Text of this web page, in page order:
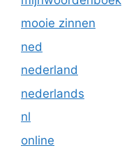
mooie zinnen
ned
nederland
nederlands
nl
online